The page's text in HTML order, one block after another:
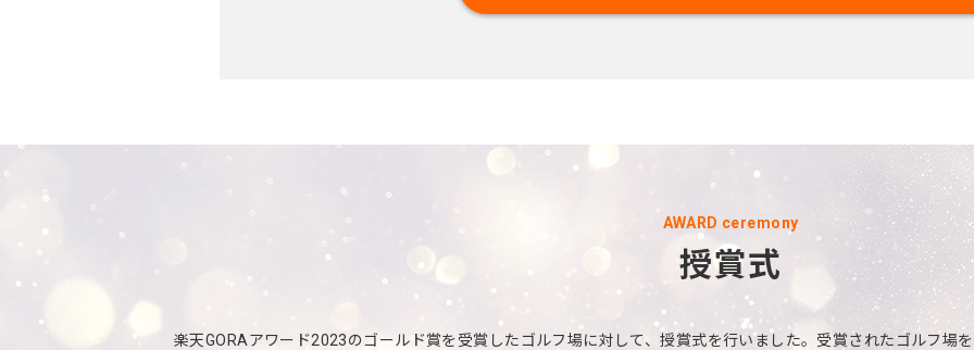
AWARD ceremony
授賞式
楽天GORAアワード2023のゴールド賞を受賞したゴルフ場に対して、授賞式を行いました。受賞されたゴルフ場